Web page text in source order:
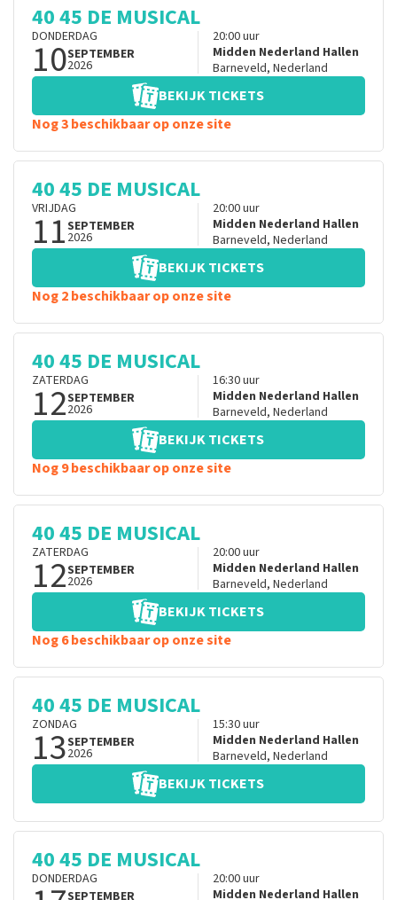
40 45 DE MUSICAL
DONDERDAG
10SEPTEMBER
2026
20:00uur
Midden Nederland Hallen
Barneveld, Nederland
BEKIJK TICKETS
Nog 3 beschikbaar op onze site
40 45 DE MUSICAL
VRIJDAG
11SEPTEMBER
2026
20:00uur
Midden Nederland Hallen
Barneveld, Nederland
BEKIJK TICKETS
Nog 2 beschikbaar op onze site
40 45 DE MUSICAL
ZATERDAG
12SEPTEMBER
2026
16:30uur
Midden Nederland Hallen
Barneveld, Nederland
BEKIJK TICKETS
Nog 9 beschikbaar op onze site
40 45 DE MUSICAL
ZATERDAG
12SEPTEMBER
2026
20:00uur
Midden Nederland Hallen
Barneveld, Nederland
BEKIJK TICKETS
Nog 6 beschikbaar op onze site
40 45 DE MUSICAL
ZONDAG
13SEPTEMBER
2026
15:30uur
Midden Nederland Hallen
Barneveld, Nederland
BEKIJK TICKETS
40 45 DE MUSICAL
DONDERDAG 20:00uur
Midden Nederland Hallen